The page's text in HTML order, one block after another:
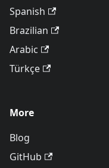
Spanish
Brazilian
Arabic
Türkçe
More
Blog
GitHub